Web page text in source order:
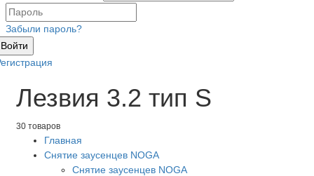
Забыли пароль?
Войти
Лезвия 3.2 тип S
30 товаров
Главная
Снятие заусенцев NOGA
Снятие заусенцев NOGA